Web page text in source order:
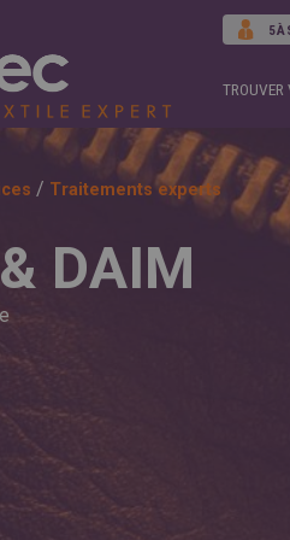
TROUVER
/ Traitements experts
DAIM